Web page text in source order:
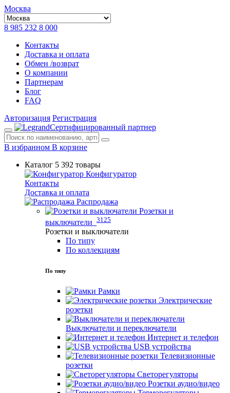
Москва
8 985 232 8 000
Контакты
Доставка и оплата
Обмен /возврат
О компании
Партнерам
Блог
FAQ
Авторизация Регистрация
Сертифицированный партнер
В избранном В корзине
Каталог 5 392 товары
Конфигуратор
Контакты
Доставка и оплата
Распродажа
Розетки и
выключатели 3125
Розетки и выключатели
По типу
По коллекциям
По типу
Рамки
Электрические
розетки
Выключатели и переключатели
Интернет и телефон
USB устройства
Телевизионные
розетки
Светорегуляторы
Розетки аудио/видео